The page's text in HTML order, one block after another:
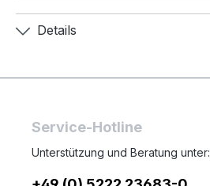
Details
Service-Hotline
Unterstützung und Beratung unter: